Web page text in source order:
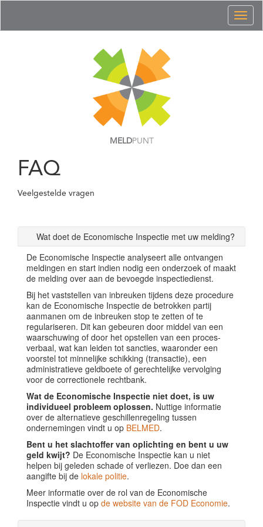
MELDPUNT
FAQ
Veelgestelde vragen
Wat doet de Economische Inspectie met uw melding?
De Economische Inspectie analyseert alle ontvangen
meldingen en start indien nodig een onderzoek of maakt
de melding over aan de bevoegde inspectiedienst.
Bij het vaststellen van inbreuken tijdens deze procedure
kan de Economische Inspectie de betrokken partij
aanmanen om de inbreuken stop te zetten of te
regulariseren. Dit kan gebeuren door middel van een
waarschuwing of door het opstellen van een proces-
verbaal, wat kan leiden tot sancties, waaronder een
voorstel tot minnelijke schikking (transactie), een
administratieve geldboete of gerechtelijke vervolging
voor de correctionele rechtbank.
Wat de Economische Inspectie niet doet, is uw
individueel probleem oplossen. Nuttige informatie
over de alternatieve geschillenregeling tussen
ondernemingen vindt u op BELMED.
Bent u het slachtoffer van oplichting en bent u uw
geld kwijt? De Economische Inspectie kan u niet
helpen bij geleden schade of verliezen. Doe dan een
aangifte bij de lokale politie.
Meer informatie over de rol van de Economische
Inspectie vindt u op de website van de FOD Economie.